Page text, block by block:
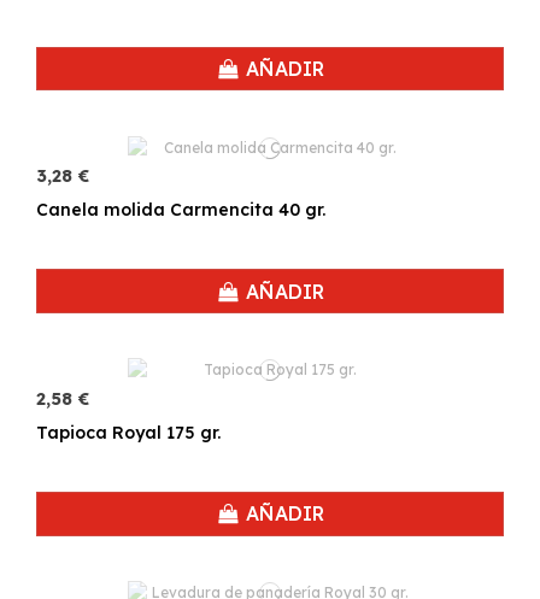
AÑADIR
3,28 €
Canela molida Carmencita 40 gr.
AÑADIR
2,58 €
Tapioca Royal 175 gr.
AÑADIR